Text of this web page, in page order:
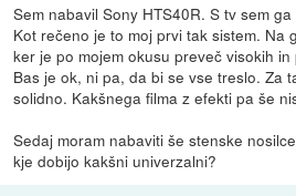
Sem nabavil Sony HTS40R. S tv sem
Kot rečeno je to moj prvi tak sistem. Na
ker je po mojem okusu preveč visokih
Bas je ok, ni pa, da bi se vse treslo. Za
solidno. Kakšnega filma z efekti pa še
Sedaj moram nabaviti še stenske
kje dobijo kakšni univerzalni?